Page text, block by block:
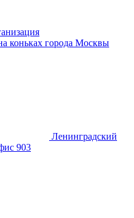
коньках города Москвы
Ленинградский
903